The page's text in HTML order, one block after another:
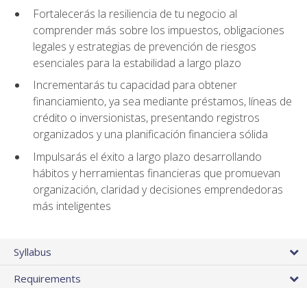
Fortalecerás la resiliencia de tu negocio al
comprender más sobre los impuestos, obligaciones
legales y estrategias de prevención de riesgos
esenciales para la estabilidad a largo plazo
Incrementarás tu capacidad para obtener
financiamiento, ya sea mediante préstamos, líneas de
crédito o inversionistas, presentando registros
organizados y una planificación financiera sólida
Impulsarás el éxito a largo plazo desarrollando
hábitos y herramientas financieras que promuevan
organización, claridad y decisiones emprendedoras
más inteligentes
Syllabus
Requirements